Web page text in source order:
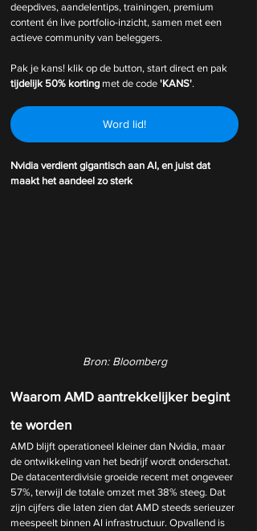
deepdives, aandelentips, trainingen, premium
content én live portfolio-inzicht, samen met een
actieve community van beleggers.
Pak je kans! klik op de button, start direct en pak
tijdelijk 50% korting met de code 'KANS'.
Word lid!
Nvidia verdient gigantisch aan AI, en juist dat
maakt het aandeel zo sterk
Bron: Bloomberg
Waarom AMD aantrekkelijker begint
te worden
AMD blijft operationeel kleiner dan Nvidia, maar
de ontwikkeling van het bedrijf wordt onderschat.
De datacenterdivisie groeide recent met ongeveer
57%, terwijl de totale omzet met 38% steeg. Dat
zijn cijfers die laten zien dat AMD steeds serieuzer
meespeelt binnen AI infrastructuur. Opvallend is